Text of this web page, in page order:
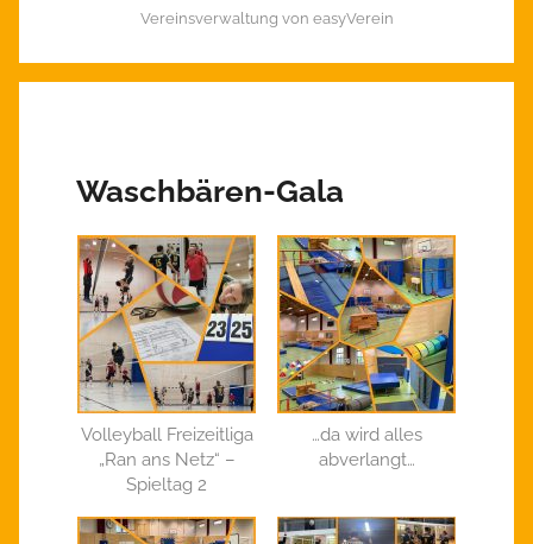
Vereinsverwaltung von easyVerein
Waschbären-Gala
Volleyball Freizeitliga
„Ran ans Netz“ –
Spieltag 2
…da wird alles
abverlangt…